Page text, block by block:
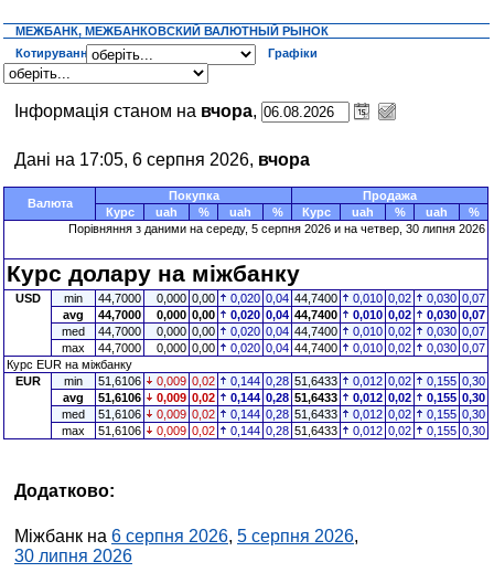
МЕЖБАНК, МЕЖБАНКОВСКИЙ ВАЛЮТНЫЙ РЫНОК
Котирування
Графіки
Інформація станом на вчора,
Дані на 17:05, 6 серпня 2026, вчора
Валюта
Покупка
Продажа
Курс
uah % uah % Курс uah % uah
%
Порівняння з даними на середу, 5 серпня 2026 и на четвер, 30 липня 2026
Курс долару на міжбанку
USD min 44,7000 0,000 0,00 0,020 0,04 44,7400 0,010 0,02 0,030 0,07
avg
44,7000 0,000 0,00 0,020 0,04 44,7400 0,010 0,02 0,030 0,07
med
44,7000 0,000 0,00 0,020 0,04 44,7400 0,010 0,02 0,030 0,07
max
44,7000 0,000 0,00 0,020 0,04 44,7400 0,010 0,02 0,030 0,07
Курс EUR на міжбанку
EUR
min 51,6106 0,009 0,02 0,144 0,28 51,6433 0,012 0,02 0,155 0,30
avg
51,6106 0,009 0,02 0,144 0,28 51,6433 0,012 0,02 0,155 0,30
med
51,6106 0,009 0,02 0,144 0,28 51,6433 0,012 0,02 0,155 0,30
max
51,6106 0,009 0,02 0,144 0,28 51,6433 0,012 0,02 0,155 0,30
Додатково:
Міжбанк на 6 серпня 2026, 5 серпня 2026,
30 липня 2026